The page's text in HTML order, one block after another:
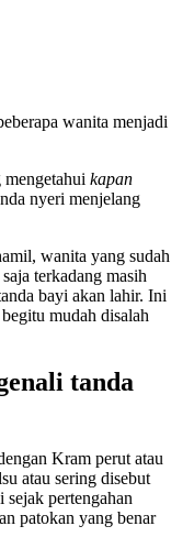
wanita menjadi
kapan
nyeri menjelang
wanita yang sudah
terkadang masih
bayi akan lahir. Ini
mudah disalah
tanda
Kram perut atau
atau sering disebut
sejak pertengahan
patokan yang benar